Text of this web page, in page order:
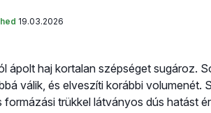
19.03.2026
ápolt haj kortalan szépséget sugároz.
válik, és elveszíti korábbi volumenét.
trükkel látványos dús hatást